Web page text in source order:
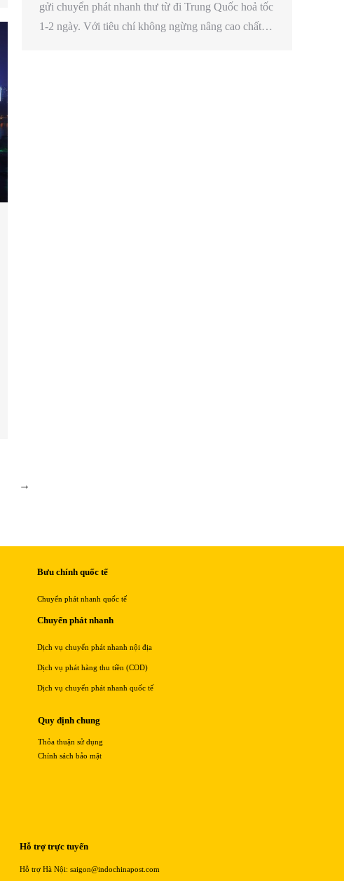
gửi chuyển phát nhanh thư từ đi Trung Quốc hoả tốc
1-2 ngày. Với tiêu chí không ngừng nâng cao chất…
→
Bưu chính quốc tế
Chuyển phát nhanh quốc tế
Chuyển phát nhanh
Dịch vụ chuyển phát nhanh nội địa
Dịch vụ phát hàng thu tiền (COD)
Dịch vụ chuyển phát nhanh quốc tế
Quy định chung
Thỏa thuận sử dụng
Chính sách bảo mật
Hỗ trợ trực tuyến
Hỗ trợ Hà Nội: saigon@indochinapost.com